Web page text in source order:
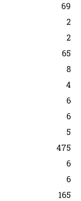
69
2
2
65
8
4
6
6
5
475
6
6
165